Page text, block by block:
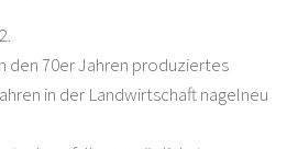
den 70er Jahren produziertes
in der Landwirtschaft nagelneu